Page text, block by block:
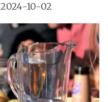
2024-10-02